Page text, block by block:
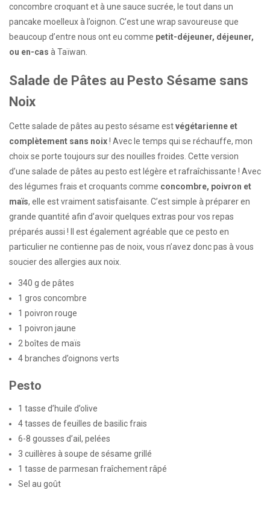
concombre croquant et à une sauce sucrée, le tout dans un
pancake moelleux à l’oignon. C’est une wrap savoureuse que
beaucoup d’entre nous ont eu comme petit-déjeuner, déjeuner,
ou en-cas à Taïwan.
Salade de Pâtes au Pesto Sésame sans
Noix
Cette salade de pâtes au pesto sésame estvégétarienne et
complètement sans noix! Avec le temps qui se réchauffe, mon
choix se porte toujours sur des nouilles froides. Cette version
d’une salade de pâtes au pesto est légère et rafraîchissante ! Avec
des légumes frais et croquants comme concombre, poivron et
maïs, elle est vraiment satisfaisante. C’est simple à préparer en
grande quantité afin d’avoir quelques extras pour vos repas
préparés aussi ! Il est également agréable que ce pesto en
particulier ne contienne pas de noix, vous n’avez donc pas à vous
soucier des allergies aux noix.
340 g de pâtes
1 gros concombre
1 poivron rouge
1 poivron jaune
2 boîtes de maïs
4 branches d’oignons verts
Pesto
1 tasse d’huile d’olive
4 tasses de feuilles de basilic frais
6-8 gousses d’ail, pelées
3 cuillères à soupe de sésame grillé
1 tasse de parmesan fraîchement râpé
Sel au goût